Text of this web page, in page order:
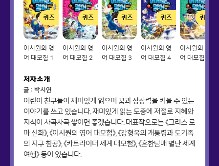
퀴즈
이시원의 영
어 대모험 1
퀴즈
이시원의 영
어 대모험 2
퀴즈
이시원의 영
어 대모험 3
퀴즈
이시원의 영
어 대모험 4
퀴즈
이시원의 영
어 대모험 5
저자소개
글 : 박시연
어린이 친구들이 재미있게 읽으며 꿈과 상상력을 키울 수 있는
이야기를 쓰고 있습니다. 재미있게 읽는 도중에 저절로 지혜와
지식이 차곡차곡 쌓이면 좋겠습니다. 대표작으로는 《그리스 로
마 신화》, 《이시원의 영어 대모험》, 《강형욱의 개통령과 도기족
의 지구 침공》, 《카트라이더 세계 대모험》, 《흔한남매 별난 세계
여행》 등이 있습니다.